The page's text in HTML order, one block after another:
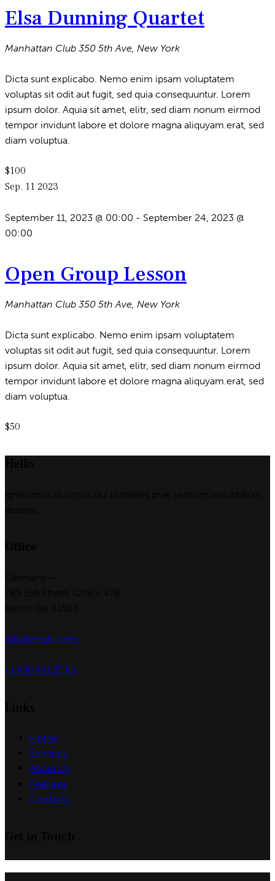
Elsa Dunning Quartet
Manhattan Club 350 5th Ave, New York
Dicta sunt explicabo. Nemo enim ipsam voluptatem
voluptas sit odit aut fugit, sed quia consequuntur. Lorem
ipsum dolor. Aquia sit amet, elitr, sed diam nonum eirmod
tempor invidunt labore et dolore magna aliquyam.erat, sed
diam voluptua.
$100
Sep. 11 2023
September 11, 2023 @ 00:00 - September 24, 2023 @
00:00
Open Group Lesson
Manhattan Club 350 5th Ave, New York
Dicta sunt explicabo. Nemo enim ipsam voluptatem
voluptas sit odit aut fugit, sed quia consequuntur. Lorem
ipsum dolor. Aquia sit amet, elitr, sed diam nonum eirmod
tempor invidunt labore et dolore magna aliquyam.erat, sed
diam voluptua.
$50
info@email.com
+1 840 841 25 69
Home
Services
About Us
Features
Contacts